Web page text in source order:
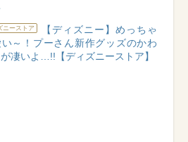
ニーストア
【ディズニー】めっちゃ
～！プーさん新作グッズのかわ
凄いよ…!!【ディズニーストア】